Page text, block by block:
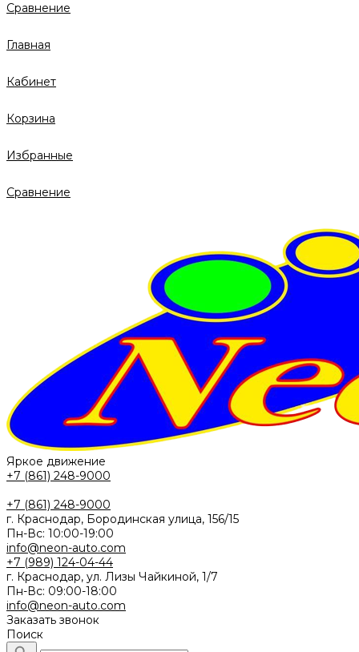
Сравнение
Главная
Кабинет
Корзина
Избранные
Сравнение
Яркое движение
+7 (861) 248-9000
+7 (861) 248-9000
г. Краснодар, Бородинская улица, 156/15
Пн-Вс: 10:00-19:00
info@neon-auto.com
+7 (989) 124-04-44
г. Краснодар, ул. Лизы Чайкиной, 1/7
Пн-Вс: 09:00-18:00
info@neon-auto.com
Заказать звонок
Поиск